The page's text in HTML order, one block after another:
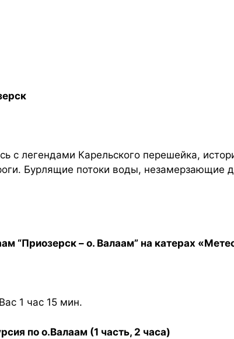
с легендами Карельского перешейка,
Бурлящие потоки воды, незамерзающие
“Приозерск – о. Валаам” на катерах
1 час 15 мин.
по о.Валаам (1 часть, 2 часа)